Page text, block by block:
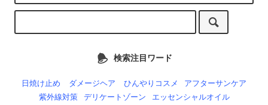
検索注目ワード
日焼け止め ダメージヘア ひんやりコスメ
アフターサンケア
紫外線対策
デリケートゾーン
エッセンシャルオイル